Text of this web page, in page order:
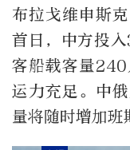
布拉戈维申斯
首日，中方投
客船载客量240
运力充足。中
量将随时增加班